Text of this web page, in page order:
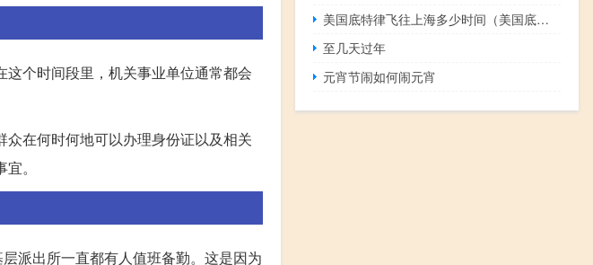
个时间段里，机关事业单位通常都会
在何时何地可以办理身份证以及相关
。
派出所一直都有人值班备勤。这是因为
美国底特律飞往上海多少时间（美国底特律）
至几天过年
元宵节闹如何闹元宵